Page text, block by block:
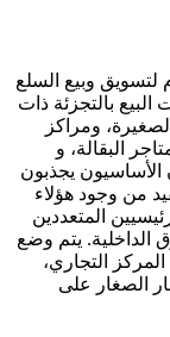
لتسويق وبيع السلع
بالتجزئة ذات
ومراكز
البقالة، و
يجذبون
من وجود هؤلاء
المتعددين
يتم وضع
التجاري،
الصغار على